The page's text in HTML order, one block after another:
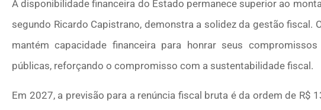
A disponibilidade financeira do Estado permanece superior ao
segundo Ricardo Capistrano, demonstra a solidez da gestão fiscal.
mantém capacidade financeira para honrar seus
públicas, reforçando o compromisso com a sustentabilidade fiscal.
Em 2027, a previsão para a renúncia fiscal bruta é da ordem de R$